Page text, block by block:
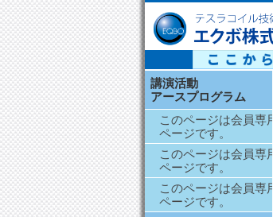
講演活動
アースプログラム
このページは会員専用
ページです。
このページは会員専用
ページです。
このページは会員専用
ページです。